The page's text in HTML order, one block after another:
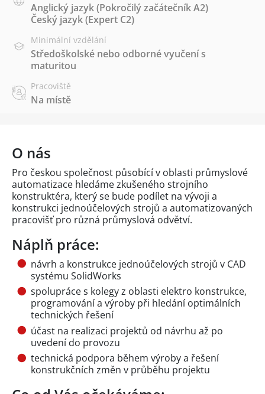
Anglický jazyk(Pokročilý začátečník A2)
Český jazyk(Expert C2)
Minimální vzdělání
Středoškolské nebo odborné vyučení s
maturitou
Pracoviště
Na místě
O nás
Pro českou společnost působící v oblasti průmyslové
automatizace hledáme zkušeného strojního
konstruktéra, který se bude podílet na vývoji a
konstrukci jednoúčelových strojů a automatizovaných
pracovišť pro různá průmyslová odvětví.
Náplň práce:
návrh a konstrukce jednoúčelových strojů v CAD
systému SolidWorks
spolupráce s kolegy z oblasti elektro konstrukce,
programování a výroby při hledání optimálních
technických řešení
účast na realizaci projektů od návrhu až po
uvedení do provozu
technická podpora během výroby a řešení
konstrukčních změn v průběhu projektu